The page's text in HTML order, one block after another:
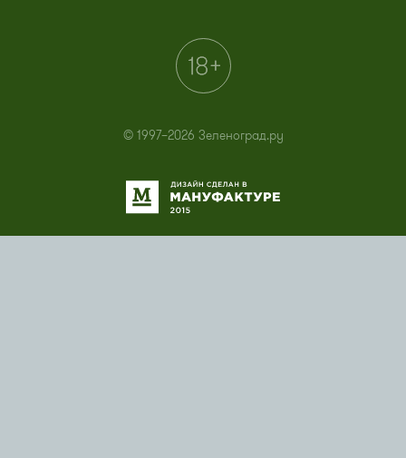
© 1997–2026 Зеленоград.ру